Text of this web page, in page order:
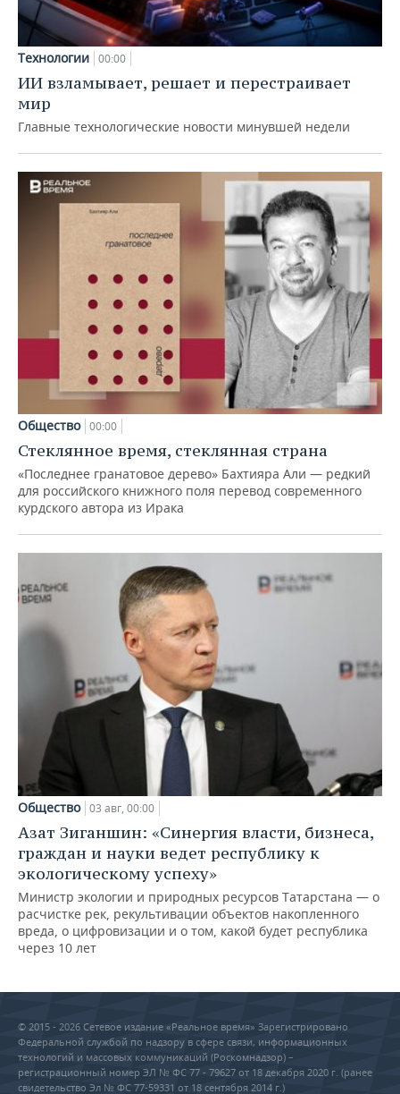
Технологии 00:00
ИИ взламывает, решает и перестраивает
мир
Главные технологические новости минувшей недели
Общество 00:00
Стеклянное время, стеклянная страна
«Последнее гранатовое дерево» Бахтияра Али — редкий
для российского книжного поля перевод современного
курдского автора из Ирака
Общество 03 авг, 00:00
Азат Зиганшин: «Синергия власти, бизнеса,
граждан и науки ведет республику к
экологическому успеху»
Министр экологии и природных ресурсов Татарстана — о
расчистке рек, рекультивации объектов накопленного
вреда, о цифровизации и о том, какой будет республика
через 10 лет
© 2015 - 2026 Сетевое издание «Реальное время» Зарегистрировано
Федеральной службой по надзору в сфере связи, информационных
технологий и массовых коммуникаций (Роскомнадзор) –
регистрационный номер ЭЛ № ФС 77 - 79627 от 18 декабря 2020 г. (ранее
свидетельство Эл № ФС 77-59331 от 18 сентября 2014 г.)